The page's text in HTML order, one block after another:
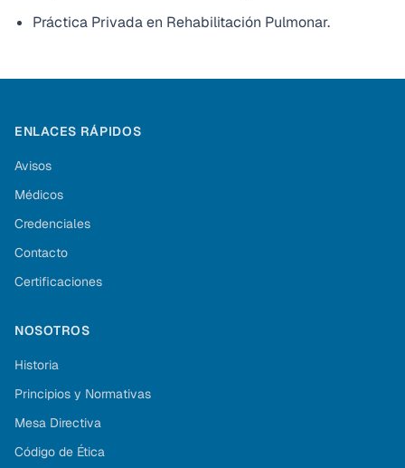
Práctica Privada en Rehabilitación Pulmonar.
ENLACES RÁPIDOS
Avisos
Médicos
Credenciales
Contacto
Certificaciones
NOSOTROS
Historia
Principios y Normativas
Mesa Directiva
Código de Ética